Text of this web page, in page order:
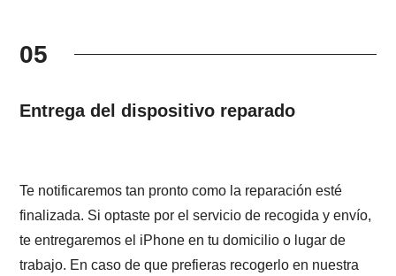
05
Entrega del dispositivo reparado
Te notificaremos tan pronto como la reparación esté
finalizada. Si optaste por el servicio de recogida y envío,
te entregaremos el iPhone en tu domicilio o lugar de
trabajo. En caso de que prefieras recogerlo en nuestra